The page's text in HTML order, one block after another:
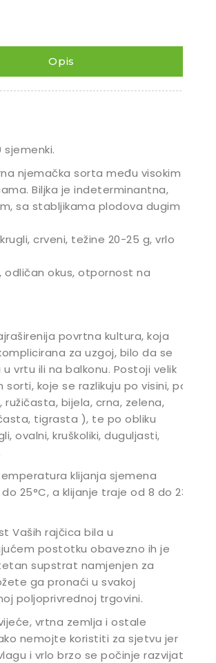
Opis
sjemenki.
njemačka sorta među visokim
Biljka je indeterminantna,
sa stabljikama plodova dugim
crveni, težine 20-25 g, vrlo
odličan okus, otpornost na
povrtna kultura, koja
za uzgoj, bilo da se
vrtu ili na balkonu. Postoji velik
sorti, koje se razlikuju po visini, po
ružičasta, bijela, crna, zelena,
tigrasta ), te po obliku
ovalni, kruškoliki, duguljasti,
klijanja sjemena
25°C, a klijanje traje od 8 do 23
Vaših rajčica bila u
postotku obavezno ih je
supstrat namjenjen za
ga pronaći u svakoj
poljoprivrednoj trgovini.
vrtna zemlja i ostale
nemojte koristiti za sjetvu jer
i vrlo brzo se počinje razvijati